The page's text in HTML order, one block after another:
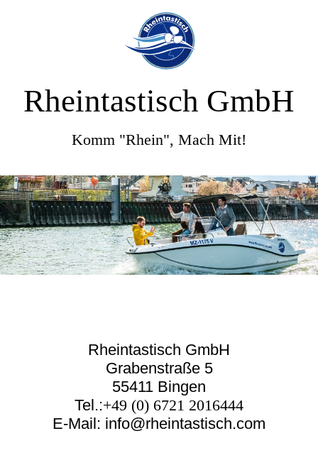
Rheintastisch GmbH
Komm "Rhein", Mach Mit!
Rheintastisch GmbH
Grabenstraße 5
55411 Bingen
Tel.:+49 (0) 6721 2016444
E-Mail: info@rheintastisch.com